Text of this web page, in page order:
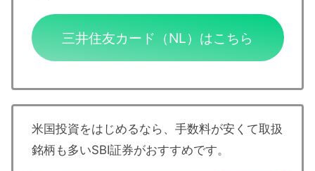
三井住友カード（NL）はこちら
米国投資をはじめるなら、手数料が安くて取扱
銘柄も多いSBI証券がおすすめです。